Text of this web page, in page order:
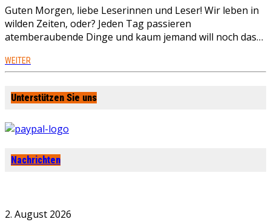
Guten Morgen, liebe Leserinnen und Leser! Wir leben in
wilden Zeiten, oder? Jeden Tag passieren
atemberaubende Dinge und kaum jemand will noch das…
WEITER
Unterstützen Sie uns
Nachrichten
2. August 2026